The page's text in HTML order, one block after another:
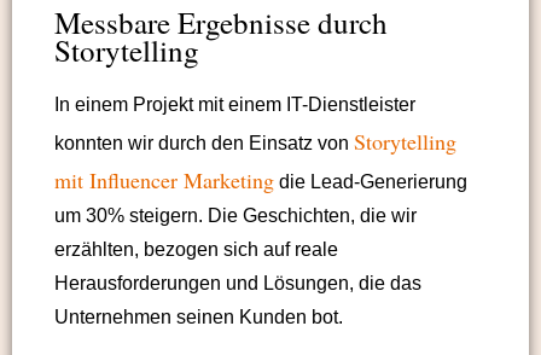
Messbare Ergebnisse durch
Storytelling
In einem Projekt mit einem IT-Dienstleister
konnten wir durch den Einsatz von Storytelling
mit Influencer Marketing die Lead-Generierung
um 30% steigern. Die Geschichten, die wir
erzählten, bezogen sich auf reale
Herausforderungen und Lösungen, die das
Unternehmen seinen Kunden bot.